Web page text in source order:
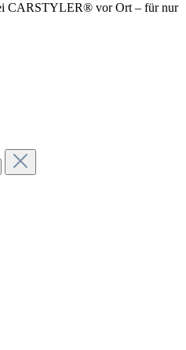
CARSTYLER® vor Ort – für nur